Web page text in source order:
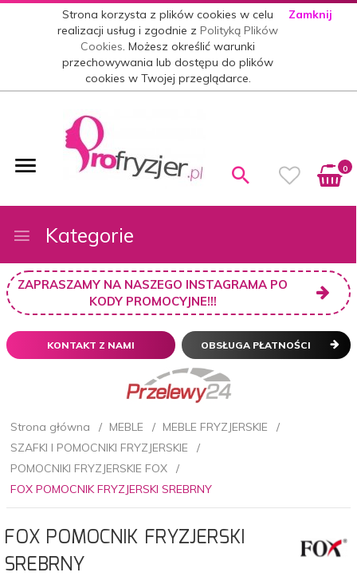
Strona korzysta z plików cookies w celu
realizacji usług i zgodnie zPolityką Plików
Cookies. Możesz określić warunki
przechowywania lub dostępu do plików
cookies w Twojej przeglądarce.
Zamknij
0
Kategorie
ZAPRASZAMY NA NASZEGO INSTAGRAMA PO
KODY PROMOCYJNE!!!
KONTAKT Z NAMI OBSŁUGA PŁATNOŚCI
Strona główna MEBLE
MEBLE FRYZJERSKIE
SZAFKI I POMOCNIKI FRYZJERSKIE
POMOCNIKI FRYZJERSKIE FOX
FOX POMOCNIK FRYZJERSKI SREBRNY
FOX POMOCNIK FRYZJERSKI
SREBRNY